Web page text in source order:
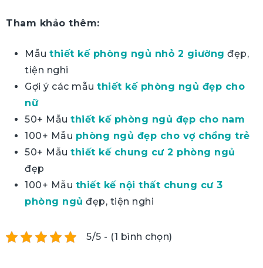
Tham khảo thêm:
Mẫu thiết kế phòng ngủ nhỏ 2 giường đẹp,
tiện nghi
Gợi ý các mẫu thiết kế phòng ngủ đẹp cho
nữ
50+ Mẫu thiết kế phòng ngủ đẹp cho nam
100+ Mẫu phòng ngủ đẹp cho vợ chồng trẻ
50+ Mẫu thiết kế chung cư 2 phòng ngủ
đẹp
100+ Mẫu thiết kế nội thất chung cư 3
phòng ngủ đẹp, tiện nghi
5/5 - (1 bình chọn)